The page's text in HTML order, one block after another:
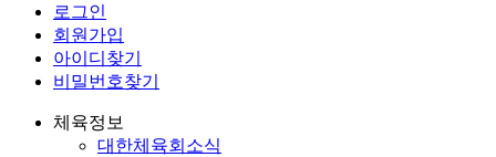
로그인
회원가입
아이디찾기
비밀번호찾기
체육정보
대한체육회소식